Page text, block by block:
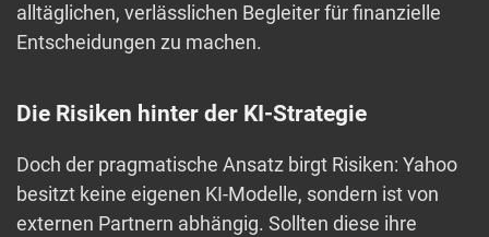
alltäglichen, verlässlichen Begleiter für finanzielle
Entscheidungen zu machen.
Die Risiken hinter der KI-Strategie
Doch der pragmatische Ansatz birgt Risiken: Yahoo
besitzt keine eigenen KI-Modelle, sondern ist von
externen Partnern abhängig. Sollten diese ihre